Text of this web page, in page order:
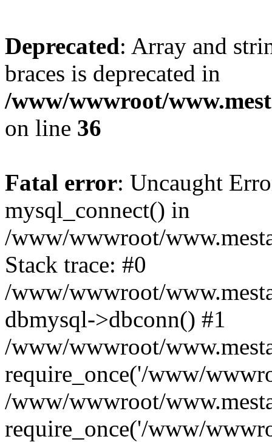
Deprecated: Array and
braces is deprecated in
/www/wwwroot/
on line 36
Fatal error: Uncaught
mysql_connect() in
/www/wwwroot/
Stack trace: #0
/www/wwwroot/
dbmysql->dbconn() #1
/www/wwwroot/
require_once('/www/
/www/wwwroot/
require_once('/www/